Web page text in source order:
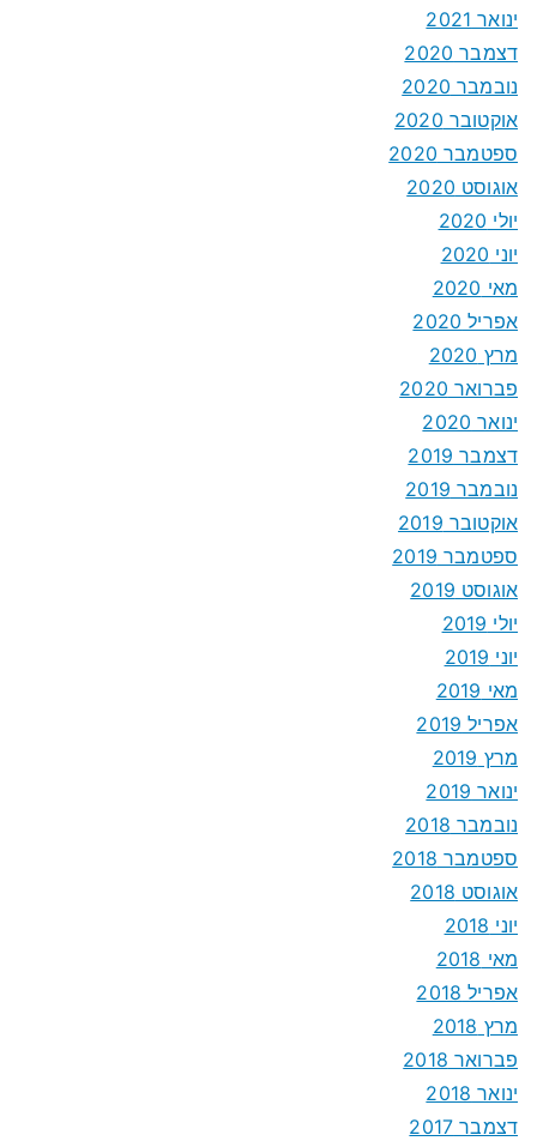
ינואר 2021
דצמבר 2020
נובמבר 2020
אוקטובר 2020
ספטמבר 2020
אוגוסט 2020
יולי 2020
יוני 2020
מאי 2020
אפריל 2020
מרץ 2020
פברואר 2020
ינואר 2020
דצמבר 2019
נובמבר 2019
אוקטובר 2019
ספטמבר 2019
אוגוסט 2019
יולי 2019
יוני 2019
מאי 2019
אפריל 2019
מרץ 2019
ינואר 2019
נובמבר 2018
ספטמבר 2018
אוגוסט 2018
יוני 2018
מאי 2018
אפריל 2018
מרץ 2018
פברואר 2018
ינואר 2018
דצמבר 2017